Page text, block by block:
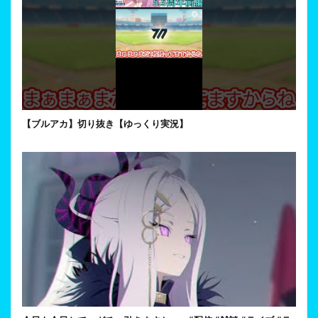
【ブルアカ】切り抜き【ゆっくり実況】